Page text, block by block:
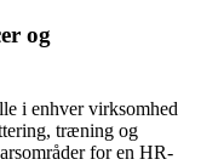
og
i enhver virksomhed
træning og
for en HR-